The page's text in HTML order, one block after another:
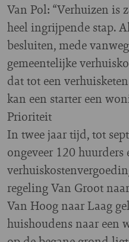
Van Pol: “Verhuizen is
heel ingrijpende stap.
besluiten, mede
gemeentelijke
dat tot een
kan een starter een
Prioriteit
In twee jaar tijd, tot
ongeveer 120 huurders
regeling Van Groot
Van Hoog naar Laag
huishoudens naar een